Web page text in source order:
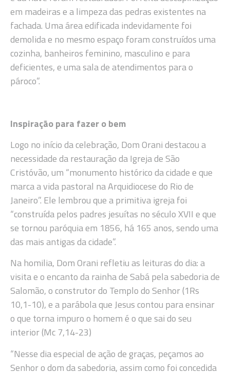
em madeiras e a limpeza das pedras existentes na
fachada. Uma área edificada indevidamente foi
demolida e no mesmo espaço foram construídos uma
cozinha, banheiros feminino, masculino e para
deficientes, e uma sala de atendimentos para o
pároco”.
Inspiração para fazer o bem
Logo no início da celebração, Dom Orani destacou a
necessidade da restauração da Igreja de São
Cristóvão, um “monumento histórico da cidade e que
marca a vida pastoral na Arquidiocese do Rio de
Janeiro”. Ele lembrou que a primitiva igreja foi
“construída pelos padres jesuítas no século XVII e que
se tornou paróquia em 1856, há 165 anos, sendo uma
das mais antigas da cidade”.
Na homilia, Dom Orani refletiu as leituras do dia: a
visita e o encanto da rainha de Sabá pela sabedoria de
Salomão, o construtor do Templo do Senhor (1Rs
10,1-10), e a parábola que Jesus contou para ensinar
o que torna impuro o homem é o que sai do seu
interior (Mc 7,14-23)
“Nesse dia especial de ação de graças, peçamos ao
Senhor o dom da sabedoria, assim como foi concedida